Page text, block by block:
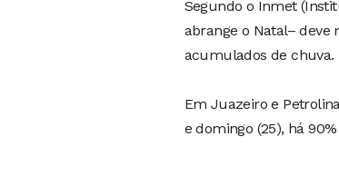
Segundo o Inmet
abrange o Natal–
acumulados de chuva.
Em Juazeiro e
e domingo (25), há